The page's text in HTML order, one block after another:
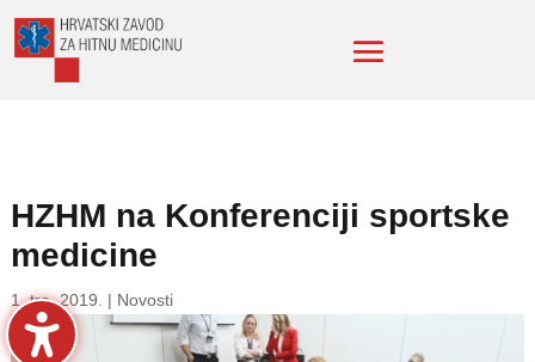
HZHM na Konferenciji sportske
medicine
1. tra. 2019. | Novosti